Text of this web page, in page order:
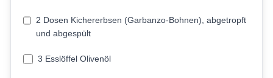
2 Dosen Kichererbsen (Garbanzo-Bohnen), abgetropft
und abgespült
3 Esslöffel Olivenöl